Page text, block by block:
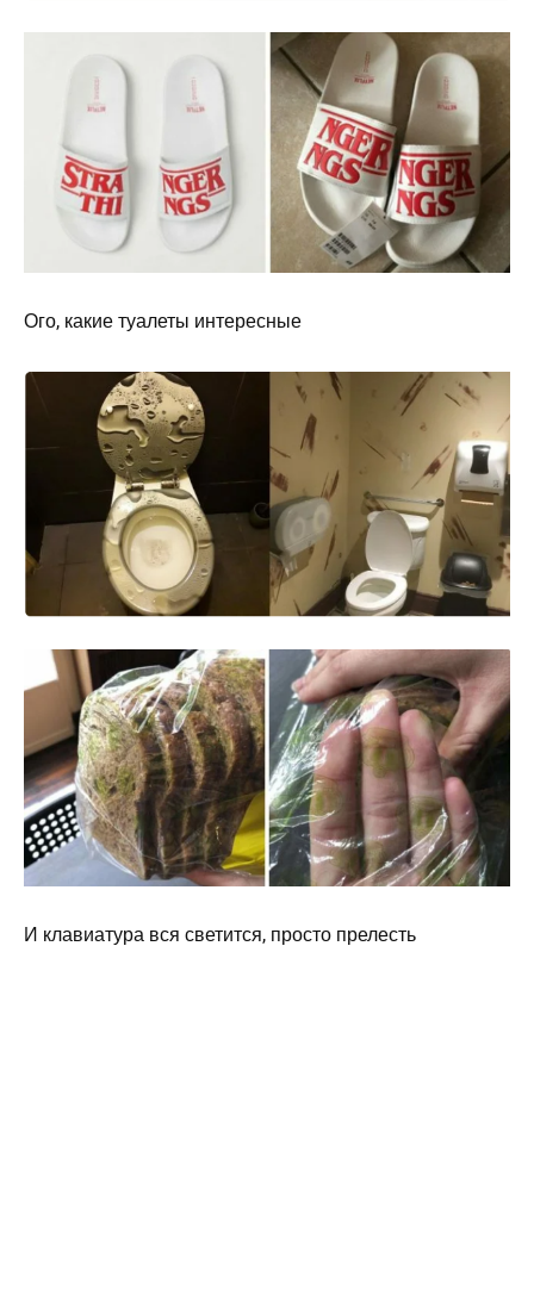
Ого, какие туалеты интересные
И клавиатура вся светится, просто прелесть